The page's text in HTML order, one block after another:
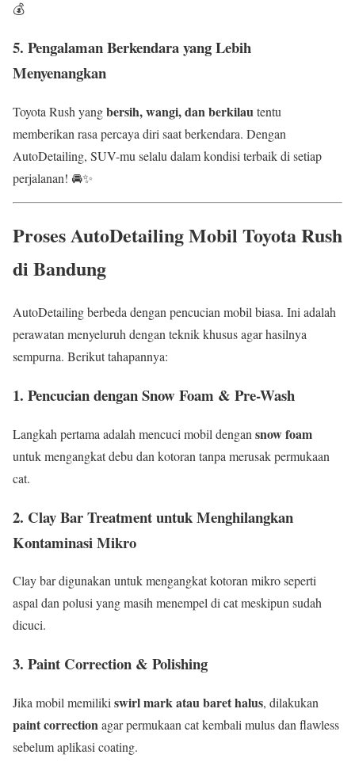
💰
5. Pengalaman Berkendara yang Lebih
Menyenangkan
Toyota Rush yangbersih, wangi, dan berkilau tentu
memberikan rasa percaya diri saat berkendara. Dengan
AutoDetailing, SUV-mu selalu dalam kondisi terbaik di setiap
perjalanan! 🚘✨
Proses AutoDetailing Mobil Toyota Rush
di Bandung
AutoDetailing berbeda dengan pencucian mobil biasa. Ini adalah
perawatan menyeluruh dengan teknik khusus agar hasilnya
sempurna. Berikut tahapannya:
1. Pencucian dengan Snow Foam & Pre-Wash
Langkah pertama adalah mencuci mobil dengan snow foam
untuk mengangkat debu dan kotoran tanpa merusak permukaan
cat.
2. Clay Bar Treatment untuk Menghilangkan
Kontaminasi Mikro
Clay bar digunakan untuk mengangkat kotoran mikro seperti
aspal dan polusi yang masih menempel di cat meskipun sudah
dicuci.
3. Paint Correction & Polishing
Jika mobil memiliki swirl mark atau baret halus, dilakukan
paint correctionagar permukaan cat kembali mulus dan flawless
sebelum aplikasi coating.